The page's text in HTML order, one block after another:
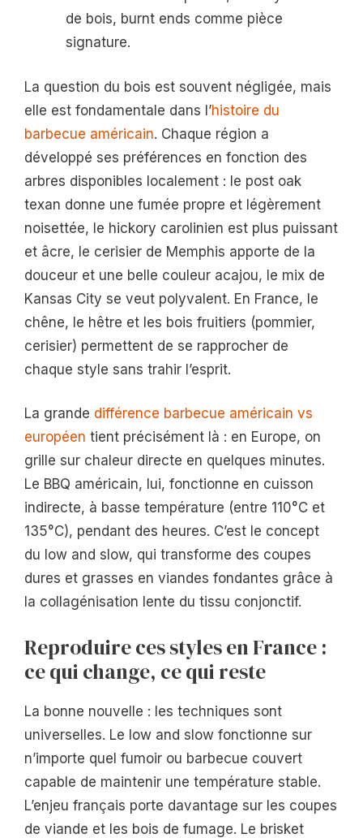
de bois, burnt ends comme pièce
signature.
La question du bois est souvent négligée, mais
elle est fondamentale dans l’histoire du
barbecue américain. Chaque région a
développé ses préférences en fonction des
arbres disponibles localement : le post oak
texan donne une fumée propre et légèrement
noisettée, le hickory carolinien est plus puissant
et âcre, le cerisier de Memphis apporte de la
douceur et une belle couleur acajou, le mix de
Kansas City se veut polyvalent. En France, le
chêne, le hêtre et les bois fruitiers (pommier,
cerisier) permettent de se rapprocher de
chaque style sans trahir l’esprit.
La grande différence barbecue américain vs
européen tient précisément là : en Europe, on
grille sur chaleur directe en quelques minutes.
Le BBQ américain, lui, fonctionne en cuisson
indirecte, à basse température (entre 110°C et
135°C), pendant des heures. C’est le concept
du low and slow, qui transforme des coupes
dures et grasses en viandes fondantes grâce à
la collagénisation lente du tissu conjonctif.
Reproduire ces styles en France :
ce qui change, ce qui reste
La bonne nouvelle : les techniques sont
universelles. Le low and slow fonctionne sur
n’importe quel fumoir ou barbecue couvert
capable de maintenir une température stable.
L’enjeu français porte davantage sur les coupes
de viande et les bois de fumage. Le brisket